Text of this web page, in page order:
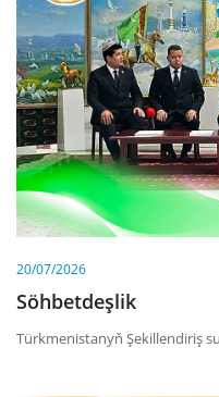
20/07/2026
Söhbetdeşlik
Türkmenistanyň Şekillendiriş